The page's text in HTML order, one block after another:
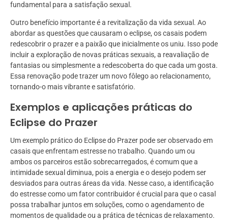
fundamental para a satisfação sexual.
Outro benefício importante é a revitalização da vida sexual. Ao
abordar as questões que causaram o eclipse, os casais podem
redescobrir o prazer e a paixão que inicialmente os uniu. Isso pode
incluir a exploração de novas práticas sexuais, a reavaliação de
fantasias ou simplesmente a redescoberta do que cada um gosta.
Essa renovação pode trazer um novo fôlego ao relacionamento,
tornando-o mais vibrante e satisfatório.
Exemplos e aplicações práticas do
Eclipse do Prazer
Um exemplo prático do Eclipse do Prazer pode ser observado em
casais que enfrentam estresse no trabalho. Quando um ou
ambos os parceiros estão sobrecarregados, é comum que a
intimidade sexual diminua, pois a energia e o desejo podem ser
desviados para outras áreas da vida. Nesse caso, a identificação
do estresse como um fator contribuidor é crucial para que o casal
possa trabalhar juntos em soluções, como o agendamento de
momentos de qualidade ou a prática de técnicas de relaxamento.